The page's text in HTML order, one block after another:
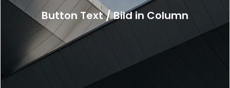
Button Text / Bild in Column